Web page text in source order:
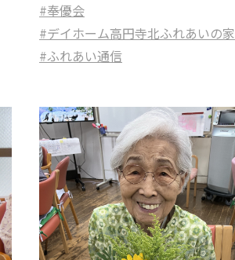
#奉優会
#デイホーム高円寺北ふれあいの家
#ふれあい通信